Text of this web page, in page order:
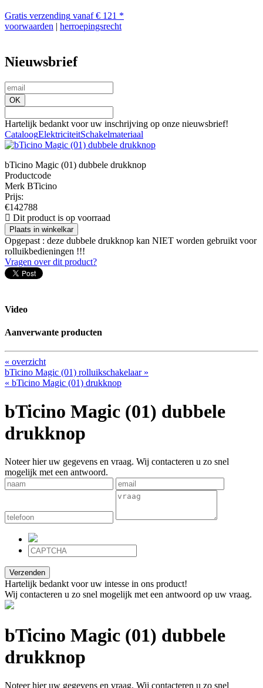
Gratis verzending vanaf € 121 *
voorwaarden | herroepingsrecht
Nieuwsbrief
OK
Hartelijk bedankt voor uw inschrijving op onze nieuwsbrief!
CataloogElektriciteitSchakelmateriaal
bTicino Magic (01) dubbele drukknop
Productcode
Merk BTicino
Prijs:
€142788
Dit product is op voorraad
Plaats in winkelkar
Opgepast : deze dubbele drukknop kan NIET worden gebruikt voor
rolluikbedieningen !!!
Vragen over dit product?
Video
Aanverwante producten
« overzicht
bTicino Magic (01) rolluikschakelaar »
« bTicino Magic (01) drukknop
bTicino Magic (01) dubbele
drukknop
Noteer hier uw gegevens en vraag. Wij contacteren u zo snel
mogelijk met een antwoord.
Verzenden
Hartelijk bedankt voor uw intesse in ons product!
Wij contacteren u zo snel mogelijk met een antwoord op uw vraag.
bTicino Magic (01) dubbele
drukknop
Noteer hier uw gegevens en vraag. Wij contacteren u zo snel